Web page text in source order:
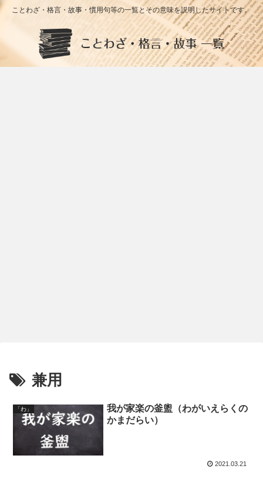
ことわざ・格言・故事・慣用句等の一覧とその意味を説明したサイトです。
兼用
「わ」
我が家楽の釜盥（わがいえらくの
かまだらい）
2021.03.21